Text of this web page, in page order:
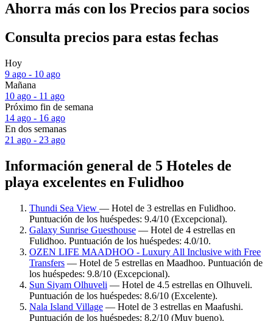
Ahorra más con los Precios para socios
Consulta precios para estas fechas
Hoy
9 ago - 10 ago
Mañana
10 ago - 11 ago
Próximo fin de semana
14 ago - 16 ago
En dos semanas
21 ago - 23 ago
Información general de 5 Hoteles de
playa excelentes en Fulidhoo
Thundi Sea View — Hotel de 3 estrellas en Fulidhoo.
Puntuación de los huéspedes: 9.4/10 (Excepcional).
Galaxy Sunrise Guesthouse — Hotel de 4 estrellas en
Fulidhoo. Puntuación de los huéspedes: 4.0/10.
OZEN LIFE MAADHOO - Luxury All Inclusive with Free
Transfers — Hotel de 5 estrellas en Maadhoo. Puntuación de
los huéspedes: 9.8/10 (Excepcional).
Sun Siyam Olhuveli — Hotel de 4.5 estrellas en Olhuveli.
Puntuación de los huéspedes: 8.6/10 (Excelente).
Nala Island Village — Hotel de 3 estrellas en Maafushi.
Puntuación de los huéspedes: 8.2/10 (Muy bueno).